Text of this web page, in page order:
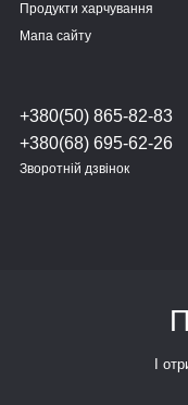
Продукти харчування
Мапа сайту
+380(50) 865-82-83
+380(68) 695-62-26
Зворотній дзвінок
І